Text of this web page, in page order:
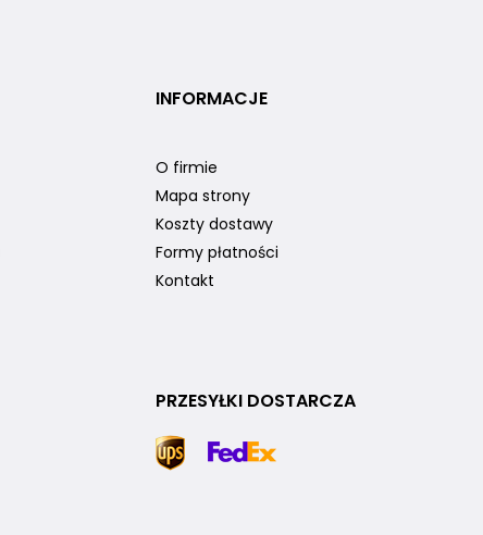
INFORMACJE
O firmie
Mapa strony
Koszty dostawy
Formy płatności
Kontakt
PRZESYŁKI DOSTARCZA